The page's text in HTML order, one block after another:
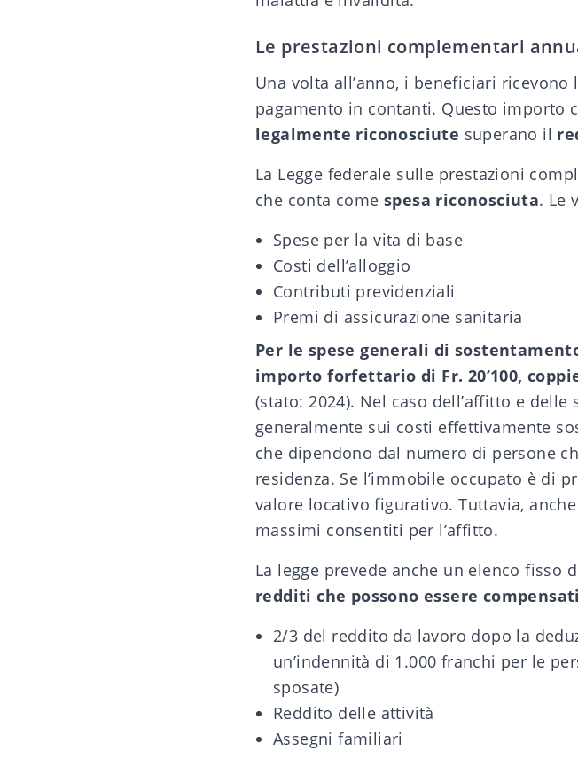
Le prestazioni complementari
Una volta all’anno, i beneficiari
pagamento in contanti. Questo
legalmente riconosciute superano il
La Legge federale sulle prestazioni
che conta come spesa riconosciuta. Le
Spese per la vita di base
Costi dell’alloggio
Contributi previdenziali
Premi di assicurazione sanitaria
Per le spese generali di
importo forfettario di Fr. 20’100,
(stato: 2024). Nel caso dell’affitto e delle
generalmente sui costi effettivamente
che dipendono dal numero di persone
residenza. Se l’immobile occupato è di
valore locativo figurativo. Tuttavia,
massimi consentiti per l’affitto.
La legge prevede anche un elenco
redditi che possono essere compensati
2/3 del reddito da lavoro dopo la
un’indennità di 1.000 franchi per le
sposate)
Reddito delle attività
Assegni familiari